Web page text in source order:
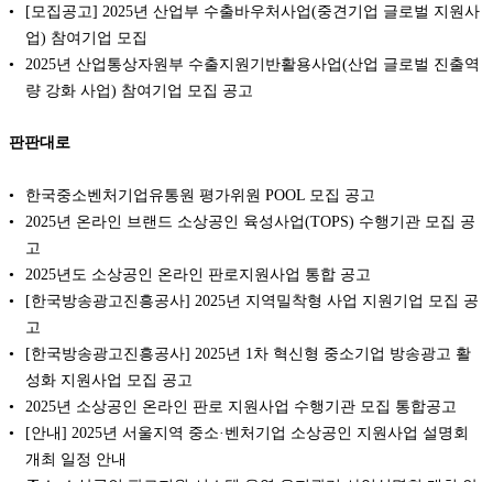
[모집공고] 2025년 산업부 수출바우처사업(중견기업 글로벌 지원사
업) 참여기업 모집
2025년 산업통상자원부 수출지원기반활용사업(산업 글로벌 진출역
량 강화 사업) 참여기업 모집 공고
판판대로
한국중소벤처기업유통원 평가위원 POOL 모집 공고
2025년 온라인 브랜드 소상공인 육성사업(TOPS) 수행기관 모집 공
고
2025년도 소상공인 온라인 판로지원사업 통합 공고
[한국방송광고진흥공사] 2025년 지역밀착형 사업 지원기업 모집 공
고
[한국방송광고진흥공사] 2025년 1차 혁신형 중소기업 방송광고 활
성화 지원사업 모집 공고
2025년 소상공인 온라인 판로 지원사업 수행기관 모집 통합공고
[안내] 2025년 서울지역 중소·벤처기업 소상공인 지원사업 설명회
개최 일정 안내